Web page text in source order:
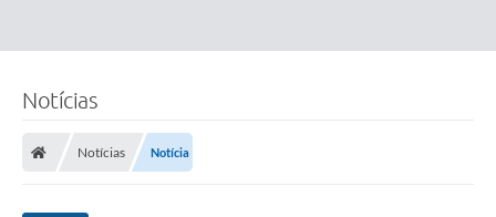
Notícias
Notícias Notícia